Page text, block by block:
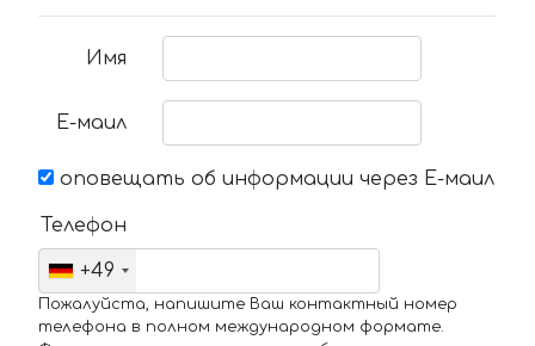
Имя
Е-маил
оповещать об информации через Е-маил
Телефон
+49
Пожалуйста, напишите Ваш контактный номер
телефона в полном международном формате.